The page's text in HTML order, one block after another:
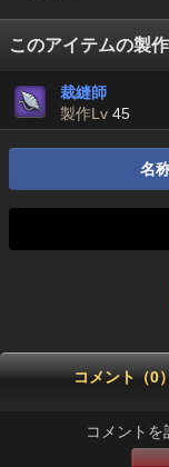
このアイテムの製
裁縫師
製作Lv 45
名
コメント（0
コメントを